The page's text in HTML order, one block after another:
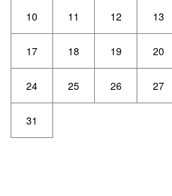
10 11 12 13
17 18 19 20
24 25 26 27
31